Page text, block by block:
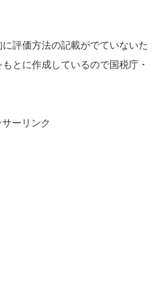
評価方法の記載がでていないた
とに作成しているので国税庁・
ーリンク